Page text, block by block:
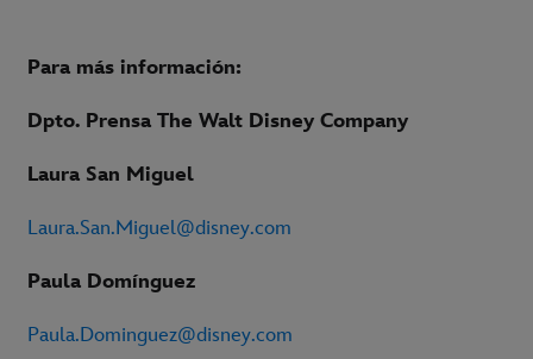
Para más información:
Dpto. Prensa The Walt Disney Company
Laura San Miguel
Laura.San.Miguel@disney.com
Paula Domínguez
Paula.Dominguez@disney.com